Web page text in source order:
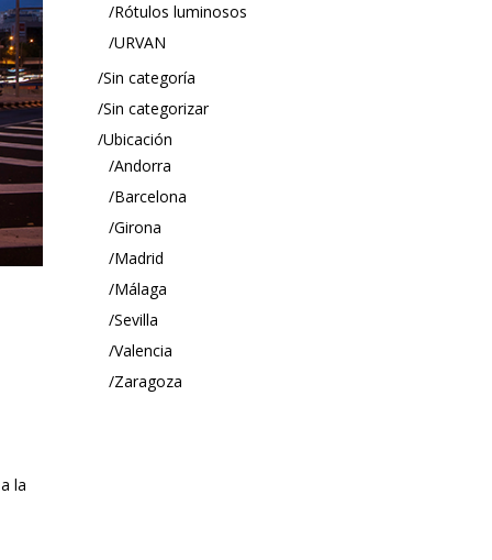
la
Rótulos luminosos
URVAN
Sin categoría
Sin categorizar
Ubicación
Andorra
Barcelona
Girona
Madrid
Málaga
Sevilla
Valencia
Zaragoza